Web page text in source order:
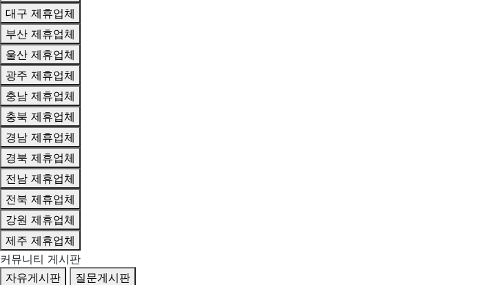
대구 제휴업체
부산 제휴업체
울산 제휴업체
광주 제휴업체
충남 제휴업체
충북 제휴업체
경남 제휴업체
경북 제휴업체
전남 제휴업체
전북 제휴업체
강원 제휴업체
제주 제휴업체
커뮤니티 게시판
자유게시판
질문게시판